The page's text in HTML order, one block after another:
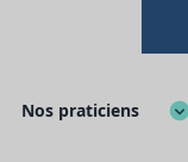
Nos praticiens